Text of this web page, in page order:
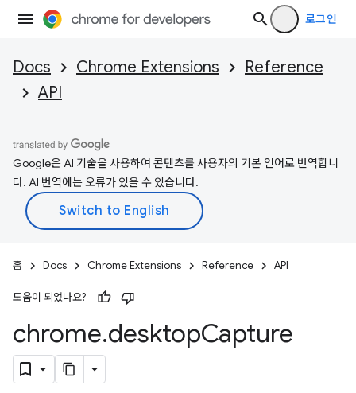
로그인
Docs Chrome Extensions
Reference
API
Google은 AI 기술을 사용하여 콘텐츠를 사용자의 기본 언어로 번역합니
다. AI 번역에는 오류가 있을 수 있습니다.
홈 Docs Chrome Extensions Reference API
도움이 되었나요?
chrome.desktopCapture